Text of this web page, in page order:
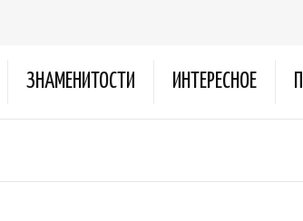
ЗНАМЕНИТОСТИ ИНТЕРЕСНОЕ